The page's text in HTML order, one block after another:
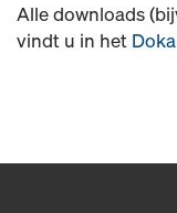
Alle downloads
vindt u in het